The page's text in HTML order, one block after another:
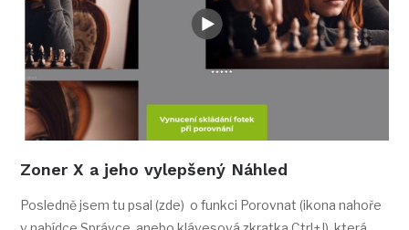
Zoner X a jeho vylepšený Náhled
Posledně jsem tu psal (zde) o funkci Porovnat (ikona nahoře